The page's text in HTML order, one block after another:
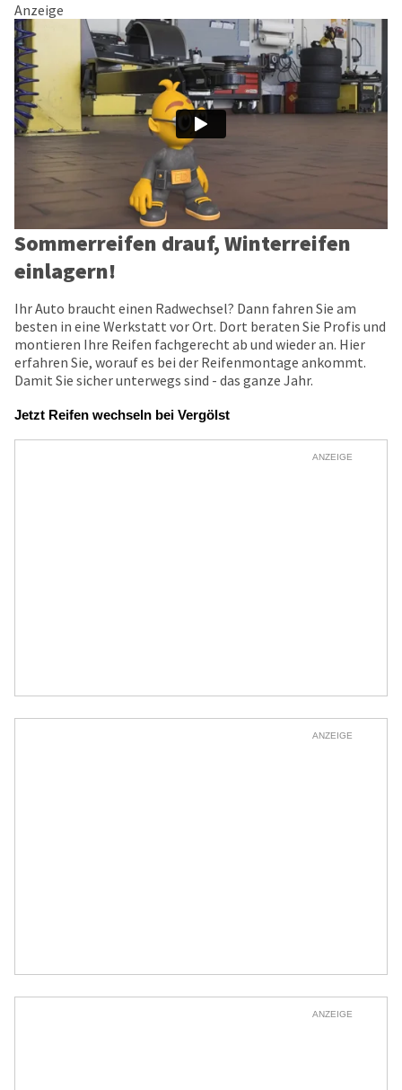
Anzeige
Sommerreifen drauf, Winterreifen
einlagern!
Ihr Auto braucht einen Radwechsel? Dann fahren Sie am
besten in eine Werkstatt vor Ort. Dort beraten Sie Profis und
montieren Ihre Reifen fachgerecht ab und wieder an. Hier
erfahren Sie, worauf es bei der Reifenmontage ankommt.
Damit Sie sicher unterwegs sind - das ganze Jahr.
Jetzt Reifen wechseln bei Vergölst
ANZEIGE
ANZEIGE
ANZEIGE